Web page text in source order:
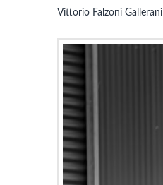
Vittorio Falzoni Gallerani